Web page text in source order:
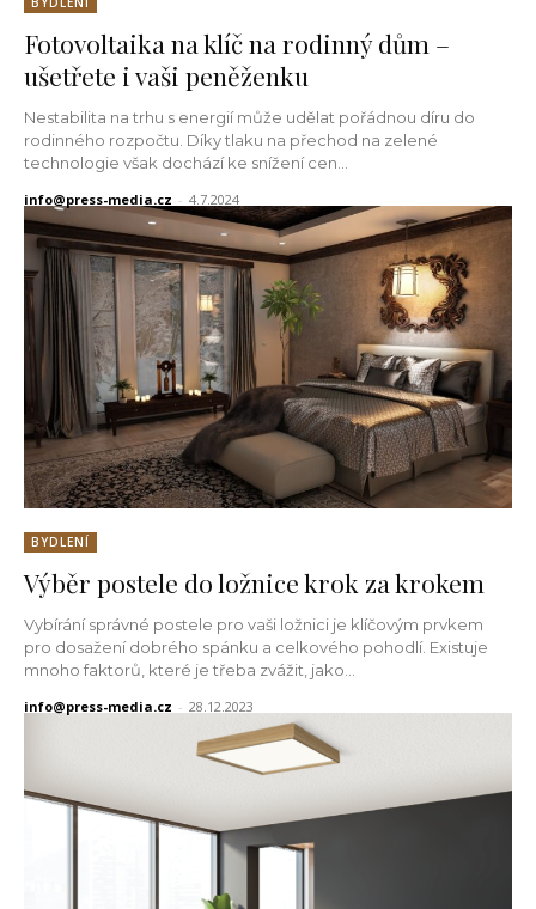
Fotovoltaika na klíč na rodinný dům –
ušetřete i vaši peněženku
Nestabilita na trhu s energií může udělat pořádnou díru do
rodinného rozpočtu. Díky tlaku na přechod na zelené
technologie však dochází ke snížení cen...
info@press-media.cz - 4.7.2024
BYDLENÍ
Výběr postele do ložnice krok za krokem
Vybírání správné postele pro vaši ložnici je klíčovým prvkem
pro dosažení dobrého spánku a celkového pohodlí. Existuje
mnoho faktorů, které je třeba zvážit, jako...
info@press-media.cz - 28.12.2023